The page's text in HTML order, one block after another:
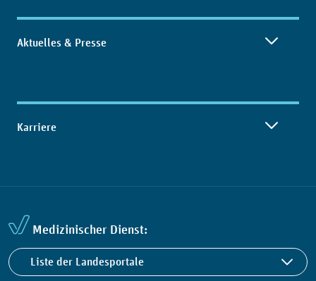
Aktuelles & Presse
Karriere
Medizinischer Dienst:
Liste der Landesportale